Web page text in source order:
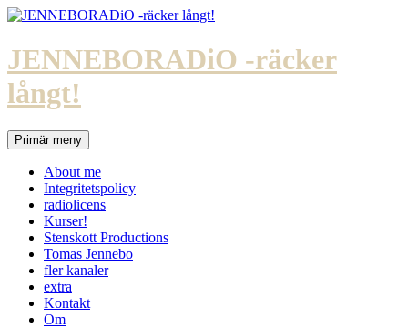
Hoppa
innehåll
JENNEBORADiO -räcker
långt!
SökPrimär meny
About me
Integritetspolicy
radiolicens
Kurser!
Stenskott Productions
Tomas Jennebo
fler kanaler
extra
Kontakt
Om